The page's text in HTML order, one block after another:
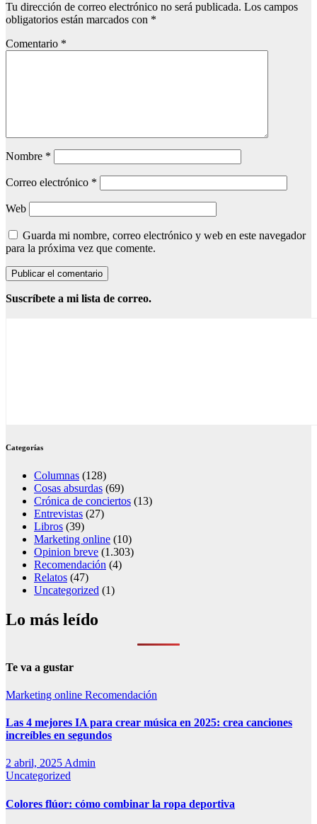
Tu dirección de correo electrónico no será publicada. Los campos
obligatorios están marcados con *
Comentario *
Nombre *
Correo electrónico *
Web
Guarda mi nombre, correo electrónico y web en este navegador
para la próxima vez que comente.
Suscríbete a mi lista de correo.
Categorías
Columnas (128)
Cosas absurdas (69)
Crónica de conciertos (13)
Entrevistas (27)
Libros (39)
Marketing online (10)
Opinion breve (1.303)
Recomendación (4)
Relatos (47)
Uncategorized (1)
Lo más leído
Te va a gustar
Marketing online Recomendación
Las 4 mejores IA para crear música en 2025: crea canciones
increíbles en segundos
2 abril, 2025Admin
Uncategorized
Colores flúor: cómo combinar la ropa deportiva